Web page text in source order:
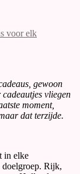
voor elk
gewoon
vliegen
moment,
dat terzijde.
in elke
doelgroep. Rijk,